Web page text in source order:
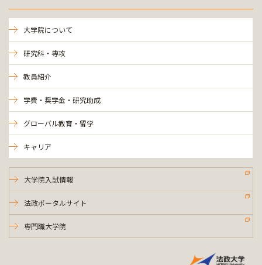
大学院について
研究科・専攻
教員紹介
学費・奨学金・研究助成
グローバル教育・留学
キャリア
大学院入試情報
法政ポータルサイト
専門職大学院